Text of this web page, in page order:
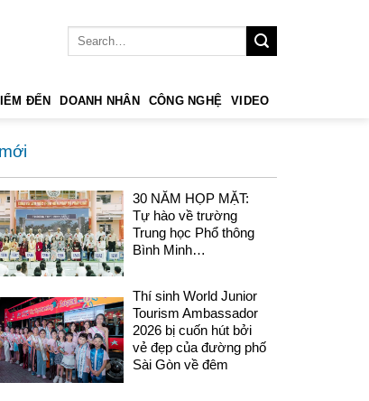
ĐẾN DOANH NHÂN CÔNG NGHỆ VIDEO
30 NĂM HỌP MẶT:
Tự hào về trường
Trung học Phổ thông
Bình Minh…
Thí sinh World Junior
Tourism Ambassador
2026 bị cuốn hút bởi
vẻ đẹp của đường phố
Sài Gòn về đêm